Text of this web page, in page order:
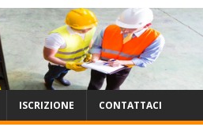
ISCRIZIONE CONTATTACI